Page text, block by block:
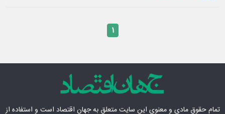
۱
تمام حقوق مادی‌ و معنوی این سایت متعلق بهجهان اقتصاد است و استفاده از